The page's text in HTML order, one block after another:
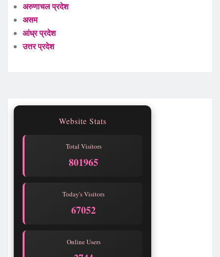
अरुणाचल प्रदेश
असम
आंध्र प्रदेश
उत्तर प्रदेश
Website Stats
Total Visitors
801968
Today's Visitors
67055
Online Users